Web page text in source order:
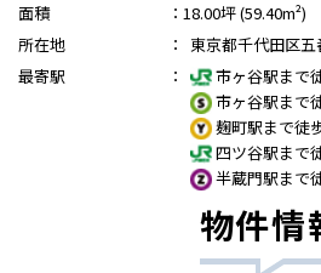
面積 ： 18.00坪 (59.40m²)
所在地
：
東京都千代田区
最寄駅
：
市ヶ谷駅まで
市ヶ谷駅まで
麹町駅まで徒
四ツ谷駅まで
半蔵門駅まで
物件情